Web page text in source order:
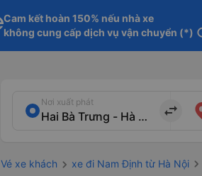
Cam kết hoàn 150% nếu nhà xe
không cung cấp dịch vụ vận chuyển (*)
Nơi xuất phát
import_export
Vé xe khách xe đi Nam Định từ Hà Nội